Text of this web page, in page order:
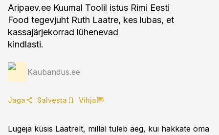
Aripaev.ee Kuumal Toolil istus Rimi Eesti
Food tegevjuht Ruth Laatre, kes lubas, et
kassajärjekorrad lühenevad
kindlasti.
Kaubandus.ee
Jaga Salvesta Vihja
Lugeja küsis Laatrelt, millal tuleb aeg, kui hakkate oma